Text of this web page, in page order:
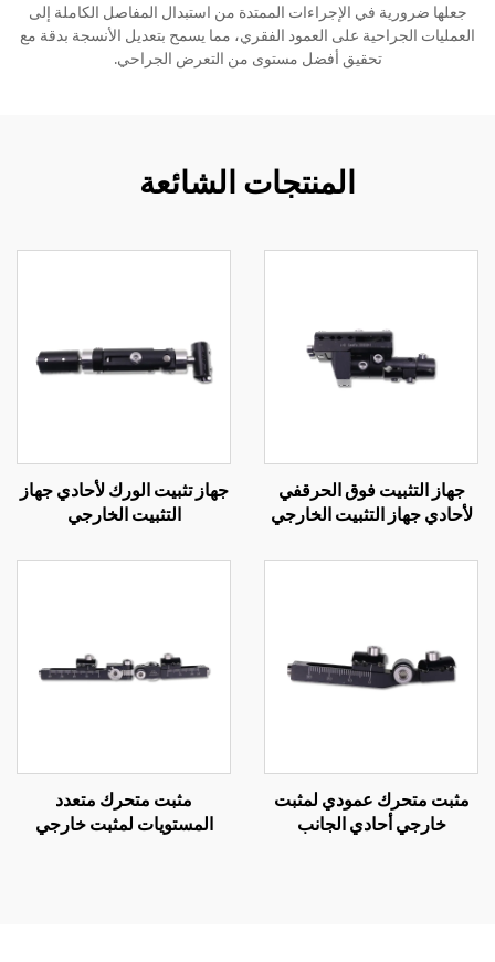
جعلها ضرورية في الإجراءات الممتدة من استبدال المفاصل الكاملة إلى
العمليات الجراحية على العمود الفقري، مما يسمح بتعديل الأنسجة بدقة مع
تحقيق أفضل مستوى من التعرض الجراحي.
المنتجات الشائعة
جهاز التثبيت فوق الحرقفي
لأحادي جهاز التثبيت الخارجي
جهاز تثبيت الورك لأحادي جهاز
التثبيت الخارجي
مثبت متحرك عمودي لمثبت
خارجي أحادي الجانب
مثبت متحرك متعدد
المستويات لمثبت خارجي